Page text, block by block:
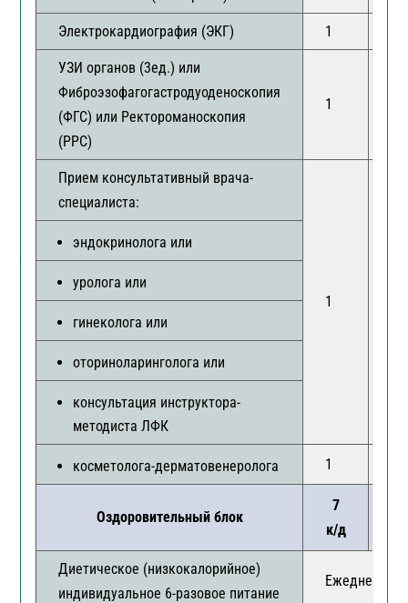
Электрокардиография (ЭКГ) 1
УЗИ органов (3ед.) или
Фиброэзофагогастродуоденоскопия
(ФГС) или Ректороманоскопия
(РРС)
1
Прием консультативный врача-
специалиста:
1
эндокринолога или
уролога или
гинеколога или
оториноларинголога или
консультация инструктора-
методиста ЛФК
косметолога-дерматовенеролога 1
Оздоровительный блок
7
к/д
Диетическое (низкокалорийное)
индивидуальное 6-разовое питание
Ежедневно